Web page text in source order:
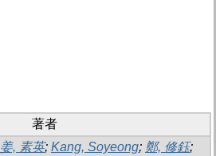
著者
姜, 素英; Kang, Soyeong; 鄭, 修鈺;